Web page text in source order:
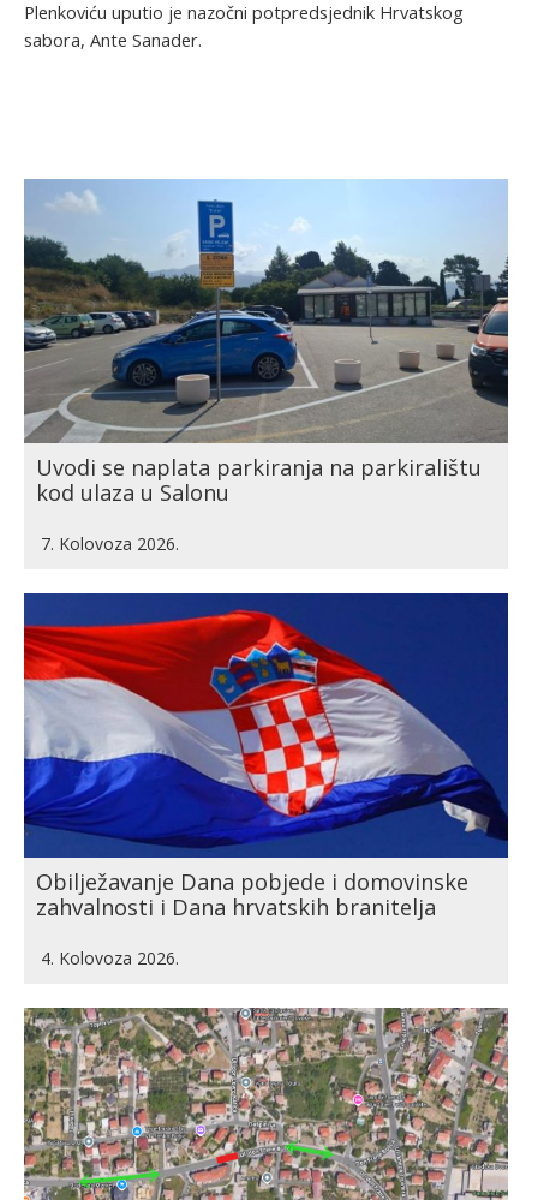
Plenkoviću uputio je nazočni potpredsjednik Hrvatskog
sabora, Ante Sanader.
Uvodi se naplata parkiranja na parkiralištu
kod ulaza u Salonu
7. Kolovoza 2026.
Obilježavanje Dana pobjede i domovinske
zahvalnosti i Dana hrvatskih branitelja
4. Kolovoza 2026.